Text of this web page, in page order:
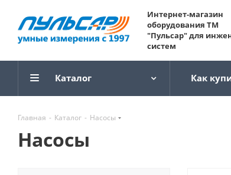
Интернет-магазин
оборудования ТМ
"Пульсар" для
систем
Каталог Как
Главная - Каталог - Насосы
Насосы